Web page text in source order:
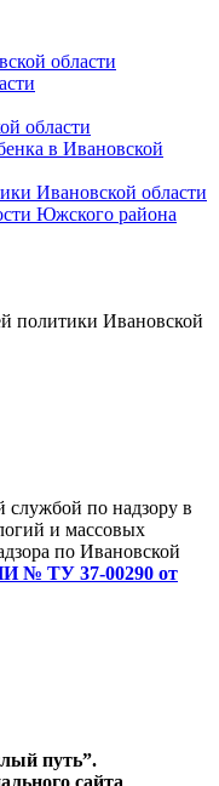
области
области
в Ивановской
Ивановской области
Южского района
политики Ивановской
службой по надзору в
и массовых
по Ивановской
№ ТУ 37-00290 от
путь”.